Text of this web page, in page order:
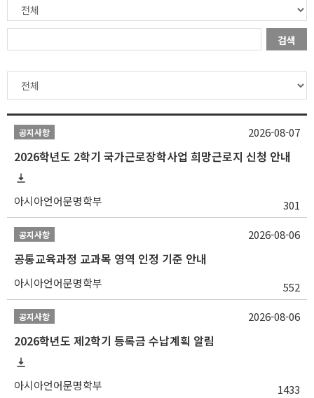
검색
공지사항
2026학년도 2학기 국가근로장학사업 희망근로지 신청 안내
아시아언어문명학부 301
2026-08-07
공지사항
공통교육과정 교과목 영역 인정 기준 안내
아시아언어문명학부 552
2026-08-06
공지사항
2026학년도 제2학기 등록금 수납계획 알림
아시아언어문명학부 1433
2026-08-06